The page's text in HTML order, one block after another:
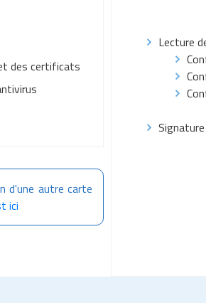
des certificats
d'une autre carte
ici
Lecture